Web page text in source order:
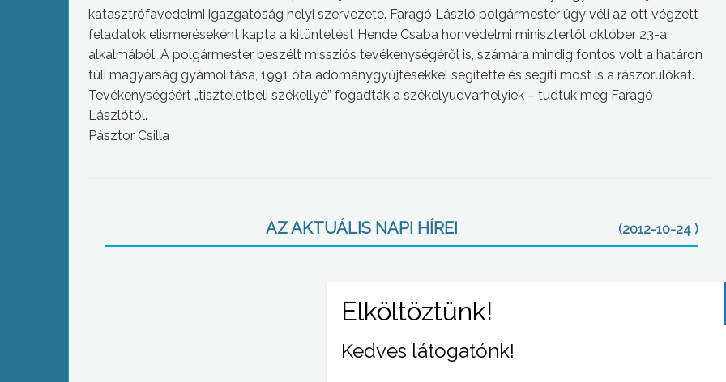
katasztrófavédelmi igazgatóság helyi szervezete. Faragó László polgármester úgy véli az ott végzett
feladatok elismeréseként kapta a kitüntetést Hende Csaba honvédelmi minisztertől október 23-a
alkalmából. A polgármester beszélt missziós tevékenységéről is, számára mindig fontos volt a határon
túli magyarság gyámolítása, 1991 óta adománygyűjtésekkel segítette és segíti most is a rászorulókat.
Tevékenységéért „tiszteletbeli székellyé” fogadták a székelyudvarhelyiek – tudtuk meg Faragó
Lászlótól.
Pásztor Csilla
AZ AKTUÁLIS NAPI HÍREI (2012-10-24 )
Kedves látogatónk!